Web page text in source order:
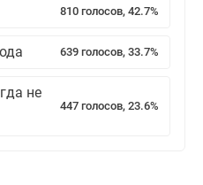
810 голосов, 42.7%
639 голосов, 33.7%
не
447 голосов, 23.6%